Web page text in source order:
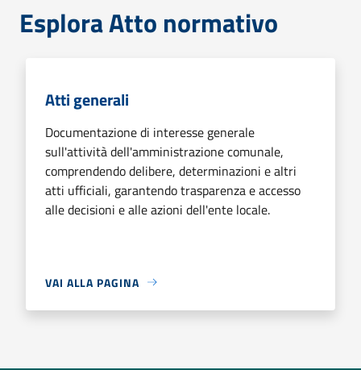
Esplora Atto normativo
Atti generali
Documentazione di interesse generale
sull'attività dell'amministrazione comunale,
comprendendo delibere, determinazioni e altri
atti ufficiali, garantendo trasparenza e accesso
alle decisioni e alle azioni dell'ente locale.
VAI ALLA PAGINA